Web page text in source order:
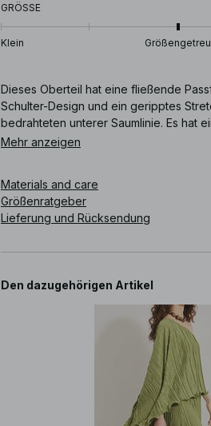
GRÖSSE
Klein Größengetreu
Dieses Oberteil hat eine fließende
Schulter-Design und ein geripptes
bedrahteten unterer Saumlinie. Es hat
Mehr anzeigen
Materials and care
Größenratgeber
Lieferung und Rücksendung
Den dazugehörigen Artikel